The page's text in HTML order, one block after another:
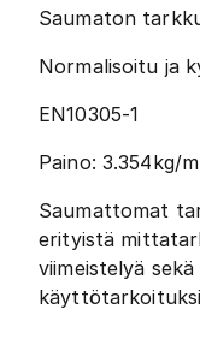
Saumaton
Normalisoitu ja
EN10305-1
Paino: 3.354kg/m
Saumattomat
erityistä
viimeistelyä